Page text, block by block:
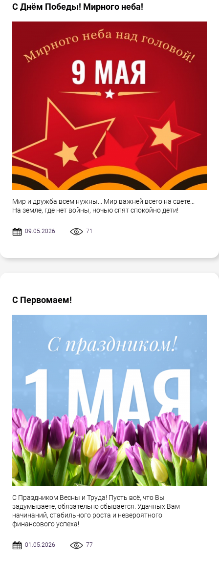
С Днём Победы! Мирного неба!
Мир и дружба всем нужны... Мир важней всего на свете...
На земле, где нет войны, ночью спят спокойно дети!
09.05.2026 71
С Первомаем!
С Праздником Весны и Труда! Пусть всё, что Вы
задумываете, обязательно сбывается. Удачных Вам
начинаний, стабильного роста и невероятного
финансового успеха!
01.05.2026 77